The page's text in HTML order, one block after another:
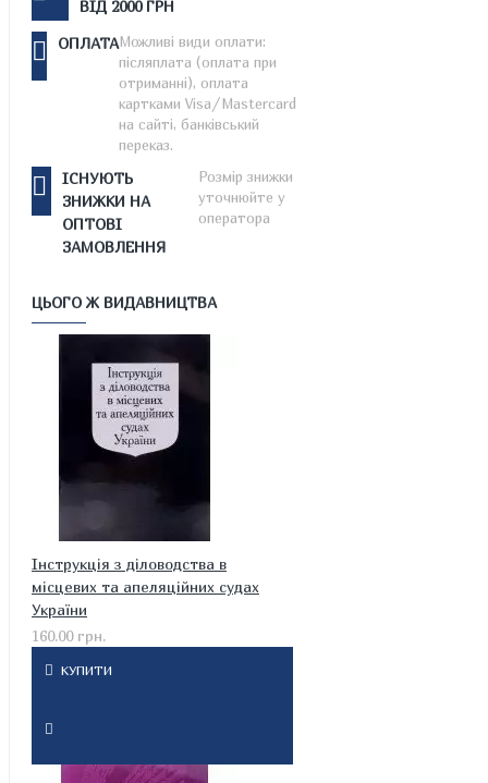
ВІД 2000 ГРН
ОПЛАТАМожливі види оплати:
післяплата (оплата при
отриманні), оплата
картками Visa/Mastercard
на сайті, банківський
переказ.
ІСНУЮТЬ
ЗНИЖКИ НА
ОПТОВІ
ЗАМОВЛЕННЯ
Розмір знижки
уточнюйте у
оператора
ЦЬОГО Ж ВИДАВНИЦТВА
Інструкція з діловодства в
місцевих та апеляційних судах
України
160.00 грн.
КУПИТИ